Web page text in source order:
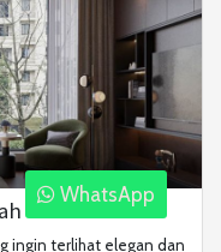
ingin terlihat elegan dan
WhatsApp